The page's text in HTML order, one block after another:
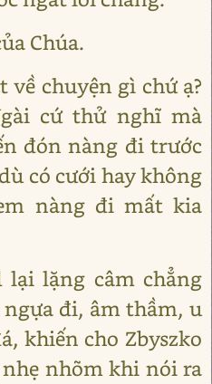
Chúa.
chuyện gì chứ ạ?
cứ thử nghĩ mà
đón nàng đi trước
có cưới hay không
nàng đi mất kia
lại lặng câm chẳng
đi, âm thầm, u
khiến cho Zbyszko
nhõm khi nói ra